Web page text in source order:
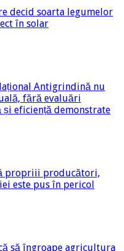
decid soarta legumelor
în solar
Antigrindină nu
fără evaluări
și eficiență demonstrate
propriii producători,
este pus în pericol
să îngroape agricultura